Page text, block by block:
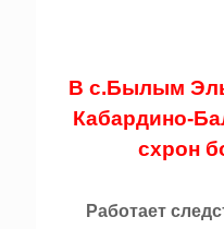
В с.Былым
Кабардино-
схрон
Работает